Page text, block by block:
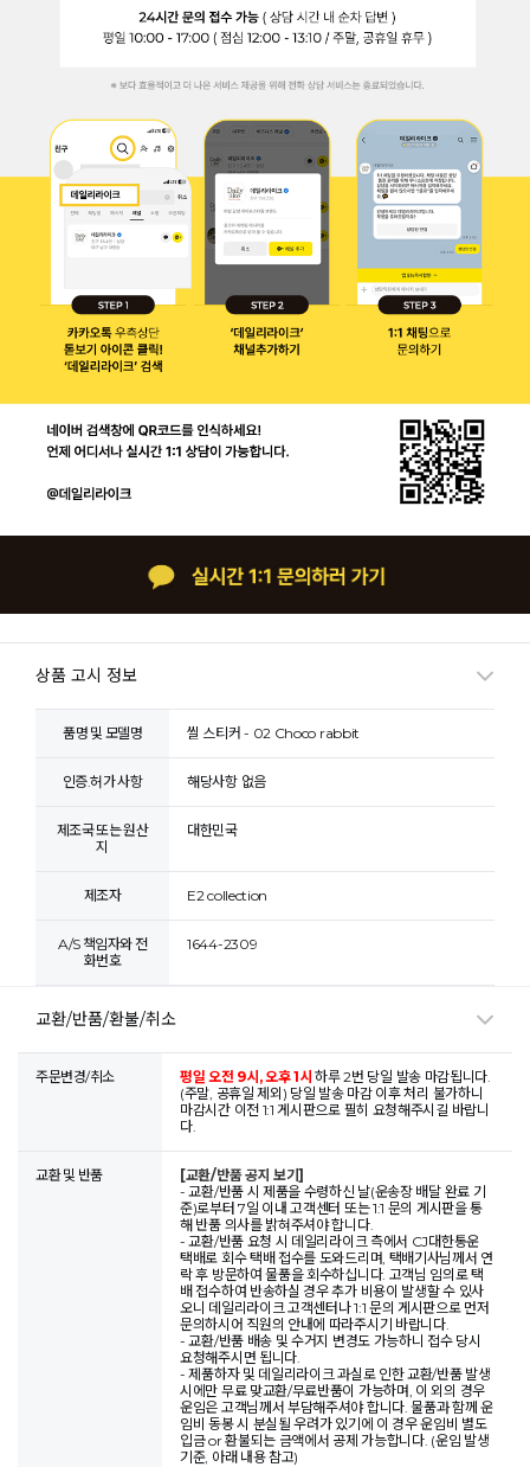
상품 고시 정보
품명 및 모델명 씰 스티커 - 02 Choco rabbit
인증.허가 사항 해당사항 없음
제조국 또는 원산
지
대한민국
제조자 E2 collection
A/S 책임자와 전
화번호
1644-2309
교환/반품/환불/취소
주문변경/취소 평일 오전 9시, 오후 1시하루 2번 당일 발송 마감됩니다.
(주말, 공휴일 제외) 당일 발송 마감 이후 처리 불가하니
마감시간 이전 1:1 게시판으로 필히 요청해주시길 바랍니
다.
교환 및 반품
[교환/반품 공지 보기]
- 교환/반품 시 제품을 수령하신 날(운송장 배달 완료 기
준)로부터 7일 이내 고객센터 또는 1:1 문의 게시판을 통
해 반품 의사를 밝혀주셔야 합니다.
- 교환/반품 요청 시 데일리라이크 측에서 CJ대한통운
택배로 회수 택배 접수를 도와드리며, 택배기사님께서 연
락 후 방문하여 물품을 회수하십니다. 고객님 임의로 택
배 접수하여 반송하실 경우 추가 비용이 발생할 수 있사
오니 데일리라이크 고객센터나 1:1 문의 게시판으로 먼저
문의하시어 직원의 안내에 따라주시기 바랍니다.
- 교환/반품 배송 및 수거지 변경도 가능하니 접수 당시
요청해주시면 됩니다.
- 제품하자 및 데일리라이크 과실로 인한 교환/반품 발생
시에만 무료 맞교환/무료반품이 가능하며, 이 외의 경우
운임은 고객님께서 부담해주셔야 합니다. 물품과 함께 운
임비 동봉 시 분실될 우려가 있기에 이 경우 운임비 별도
입금 or 환불되는 금액에서 공제 가능합니다. (운임 발생
기준, 아래 내용 참고)